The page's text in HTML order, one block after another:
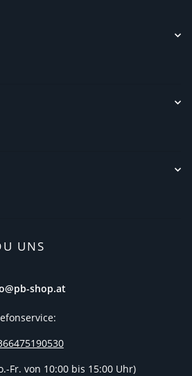
UNS
shop.at
Fr. von 10:00 bis 15:00 Uhr)